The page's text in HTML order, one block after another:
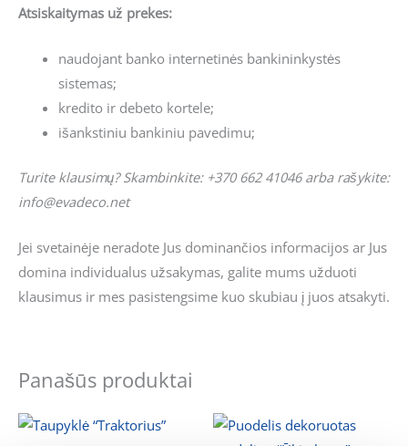
Atsiskaitymas už prekes:
naudojant banko internetinės bankininkystės
sistemas;
kredito ir debeto kortele;
išankstiniu bankiniu pavedimu;
Turite klausimų? Skambinkite: +370 662 41046 arba rašykite:
info@evadeco.net
Jei svetainėje neradote Jus dominančios informacijos ar Jus
domina individualus užsakymas, galite mums užduoti
klausimus ir mes pasistengsime kuo skubiau į juos atsakyti.
Panašūs produktai